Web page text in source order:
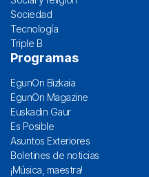
Sociedad
Tecnología
Triple B
Programas
EgunOn Bizkaia
EgunOn Magazine
Euskadin Gaur
Es Posible
Asuntos Exteriores
Boletines de noticias
¡Música, maestra!